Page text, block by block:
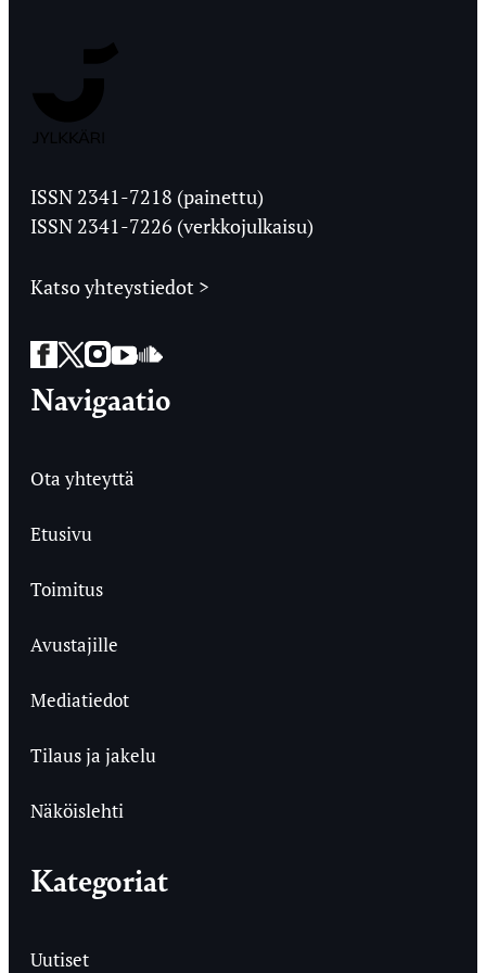
Ylioppilaslehti
ISSN 2341-7218 (painettu)
ISSN 2341-7226 (verkkojulkaisu)
Katso yhteystiedot >
Facebook
Twitter
Instagram
YouTube
SoundCloud
Navigaatio
Ota yhteyttä
Etusivu
Toimitus
Avustajille
Mediatiedot
Tilaus ja jakelu
Näköislehti
Kategoriat
Uutiset